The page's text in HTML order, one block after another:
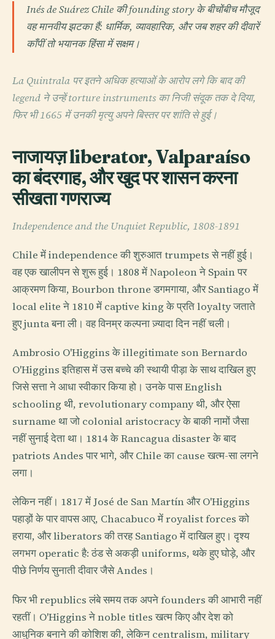
Inés de Suárez Chile की founding story के बीचोंबीच मौजूद
वह मानवीय झटका हैं: धार्मिक, व्यावहारिक, और जब शहर की दीवारें
काँपीं तो भयानक हिंसा में सक्षम।
La Quintrala पर इतने अधिक हत्याओं के आरोप लगे कि बाद की
legend ने उन्हें torture instruments का निजी संदूक तक दे दिया,
फिर भी 1665 में उनकी मृत्यु अपने बिस्तर पर शांति से हुई।
नाजायज़ liberator, Valparaíso
का बंदरगाह, और खुद पर शासन करना
सीखता गणराज्य
Independence and the Unquiet Republic, 1808-1891
Chile में independence की शुरुआत trumpets से नहीं हुई।
वह एक खालीपन से शुरू हुई। 1808 में Napoleon ने Spain पर
आक्रमण किया, Bourbon throne डगमगाया, और Santiago में
local elite ने 1810 में captive king के प्रति loyalty जताते
हुए junta बना ली। वह विनम्र कल्पना ज़्यादा दिन नहीं चली।
Ambrosio O'Higgins के illegitimate son Bernardo
O'Higgins इतिहास में उस बच्चे की स्थायी पीड़ा के साथ दाखिल हुए
जिसे सत्ता ने आधा स्वीकार किया हो। उनके पास English
schooling थी, revolutionary company थी, और ऐसा
surname था जो colonial aristocracy के बाकी नामों जैसा
नहीं सुनाई देता था। 1814 के Rancagua disaster के बाद
patriots Andes पार भागे, और Chile का cause खत्म-सा लगने
लगा।
लेकिन नहीं। 1817 में José de San Martín और O'Higgins
पहाड़ों के पार वापस आए, Chacabuco में royalist forces को
हराया, और liberators की तरह Santiago में दाखिल हुए। दृश्य
लगभग operatic है: ठंड से अकड़ी uniforms, थके हुए घोड़े, और
पीछे निर्णय सुनाती दीवार जैसे Andes।
फिर भी republics लंबे समय तक अपने founders की आभारी नहीं
रहतीं। O'Higgins ने noble titles खत्म किए और देश को
आधुनिक बनाने की कोशिश की, लेकिन centralism, military